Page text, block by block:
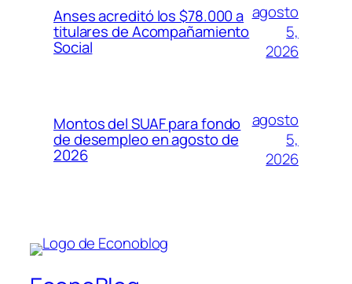
Anses acreditó los $78.000 a
titulares de Acompañamiento
Social
agosto
5,
2026
Montos del SUAF para fondo
de desempleo en agosto de
2026
agosto
5,
2026